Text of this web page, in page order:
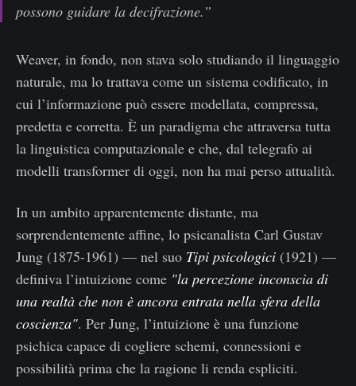
possono guidare la decifrazione.”
Weaver, in fondo, non stava solo studiando il linguaggio
naturale, ma lo trattava come un sistema codificato, in
cui l’informazione può essere modellata, compressa,
predetta e corretta. È un paradigma che attraversa tutta
la linguistica computazionale e che, dal telegrafo ai
modelli transformer di oggi, non ha mai perso attualità.
In un ambito apparentemente distante, ma
sorprendentemente affine, lo psicanalista Carl Gustav
Jung (1875-1961) — nel suo Tipi psicologici (1921) —
definiva l’intuizione come "la percezione inconscia di
una realtà che non è ancora entrata nella sfera della
coscienza". Per Jung, l’intuizione è una funzione
psichica capace di cogliere schemi, connessioni e
possibilità prima che la ragione li renda espliciti.